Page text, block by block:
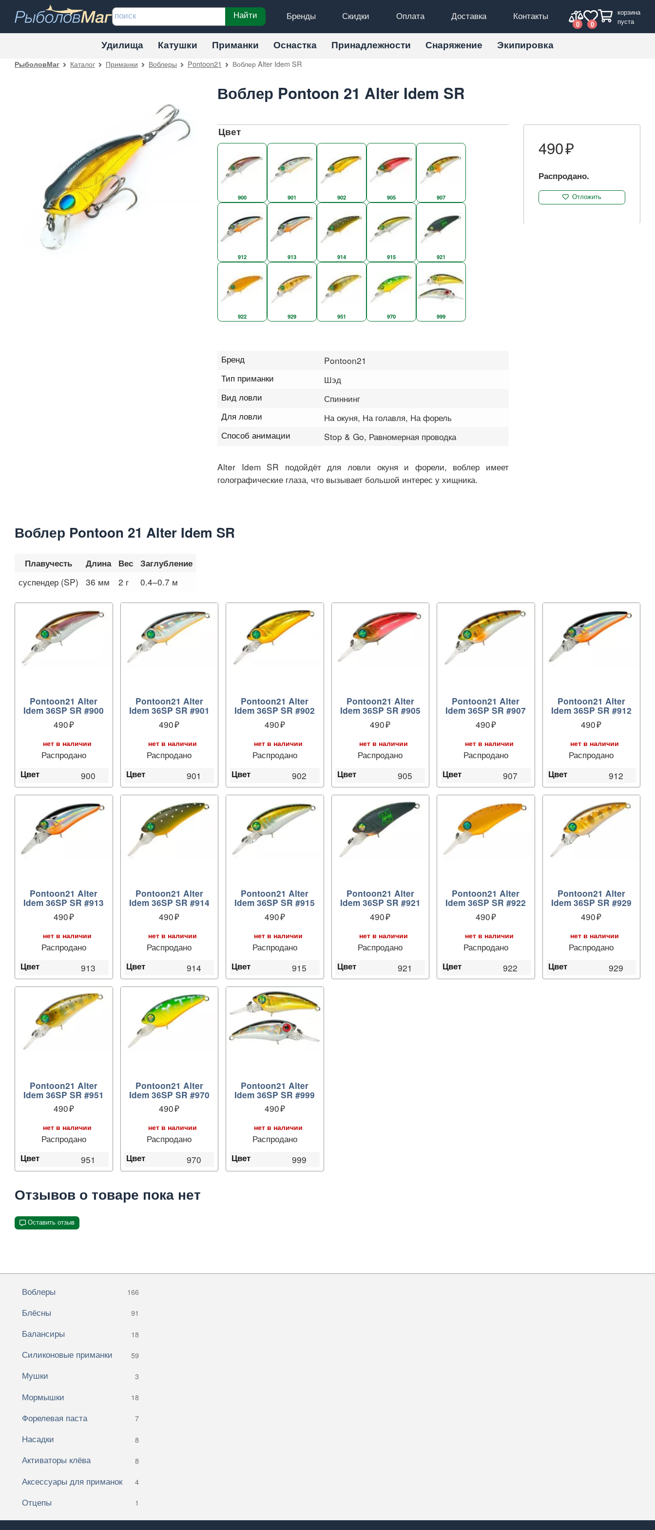
Бренды Скидки Оплата Доставка Контакты
Найти
0 0
корзина
пуста
Удилища Катушки Приманки Оснастка Принадлежности Снаряжение Экипировка
РыболовМаг Каталог Приманки Воблеры Pontoon21 Воблер Alter Idem SR
Воблер Pontoon 21 Alter Idem SR
Цвет
900 901 902 905 907
912 913 914 915 921
922 929 951 970 999
Бренд
Pontoon21
Тип приманки
Шэд
Вид ловли
Спиннинг
Для ловли
На окуня, На голавля, На форель
Способ анимации
Stop & Go, Равномерная проводка
490
Распродано.
Отложить
Alter Idem SR подойдёт для ловли окуня и форели, воблер имеет
голографические глаза, что вызывает большой интерес у хищника.
Воблер Pontoon 21 Alter Idem SR
Плавучесть Длина Вес Заглубление
суспендер (SP) 36 мм 2 г 0.4–0.7 м
Pontoon21 Alter
Idem 36SP SR #900
490
нет в наличии
Распродано
Цвет 900
Pontoon21 Alter
Idem 36SP SR #901
490
нет в наличии
Распродано
Цвет 901
Pontoon21 Alter
Idem 36SP SR #902
490
нет в наличии
Распродано
Цвет 902
Pontoon21 Alter
Idem 36SP SR #905
490
нет в наличии
Распродано
Цвет 905
Pontoon21 Alter
Idem 36SP SR #907
490
нет в наличии
Распродано
Цвет 907
Pontoon21 Alter
Idem 36SP SR #912
490
нет в наличии
Распродано
Цвет 912
Pontoon21 Alter
Idem 36SP SR #913
490
нет в наличии
Распродано
Цвет 913
Pontoon21 Alter
Idem 36SP SR #914
490
нет в наличии
Распродано
Цвет 914
Pontoon21 Alter
Idem 36SP SR #915
490
нет в наличии
Распродано
Цвет 915
Pontoon21 Alter
Idem 36SP SR #921
490
нет в наличии
Распродано
Цвет 921
Pontoon21 Alter
Idem 36SP SR #922
490
нет в наличии
Распродано
Цвет 922
Pontoon21 Alter
Idem 36SP SR #929
490
нет в наличии
Распродано
Цвет 929
Pontoon21 Alter
Idem 36SP SR #951
490
нет в наличии
Распродано
Цвет 951
Pontoon21 Alter
Idem 36SP SR #970
490
нет в наличии
Распродано
Цвет 970
Pontoon21 Alter
Idem 36SP SR #999
490
нет в наличии
Распродано
Цвет 999
Отзывов о товаре пока нет
Оставить отзыв
Воблеры 166
Блёсны 91
Балансиры 18
Силиконовые приманки 59
Мушки 3
Мормышки 18
Форелевая паста 7
Насадки 8
Активаторы клёва 8
Аксессуары для приманок 4
Отцепы 1